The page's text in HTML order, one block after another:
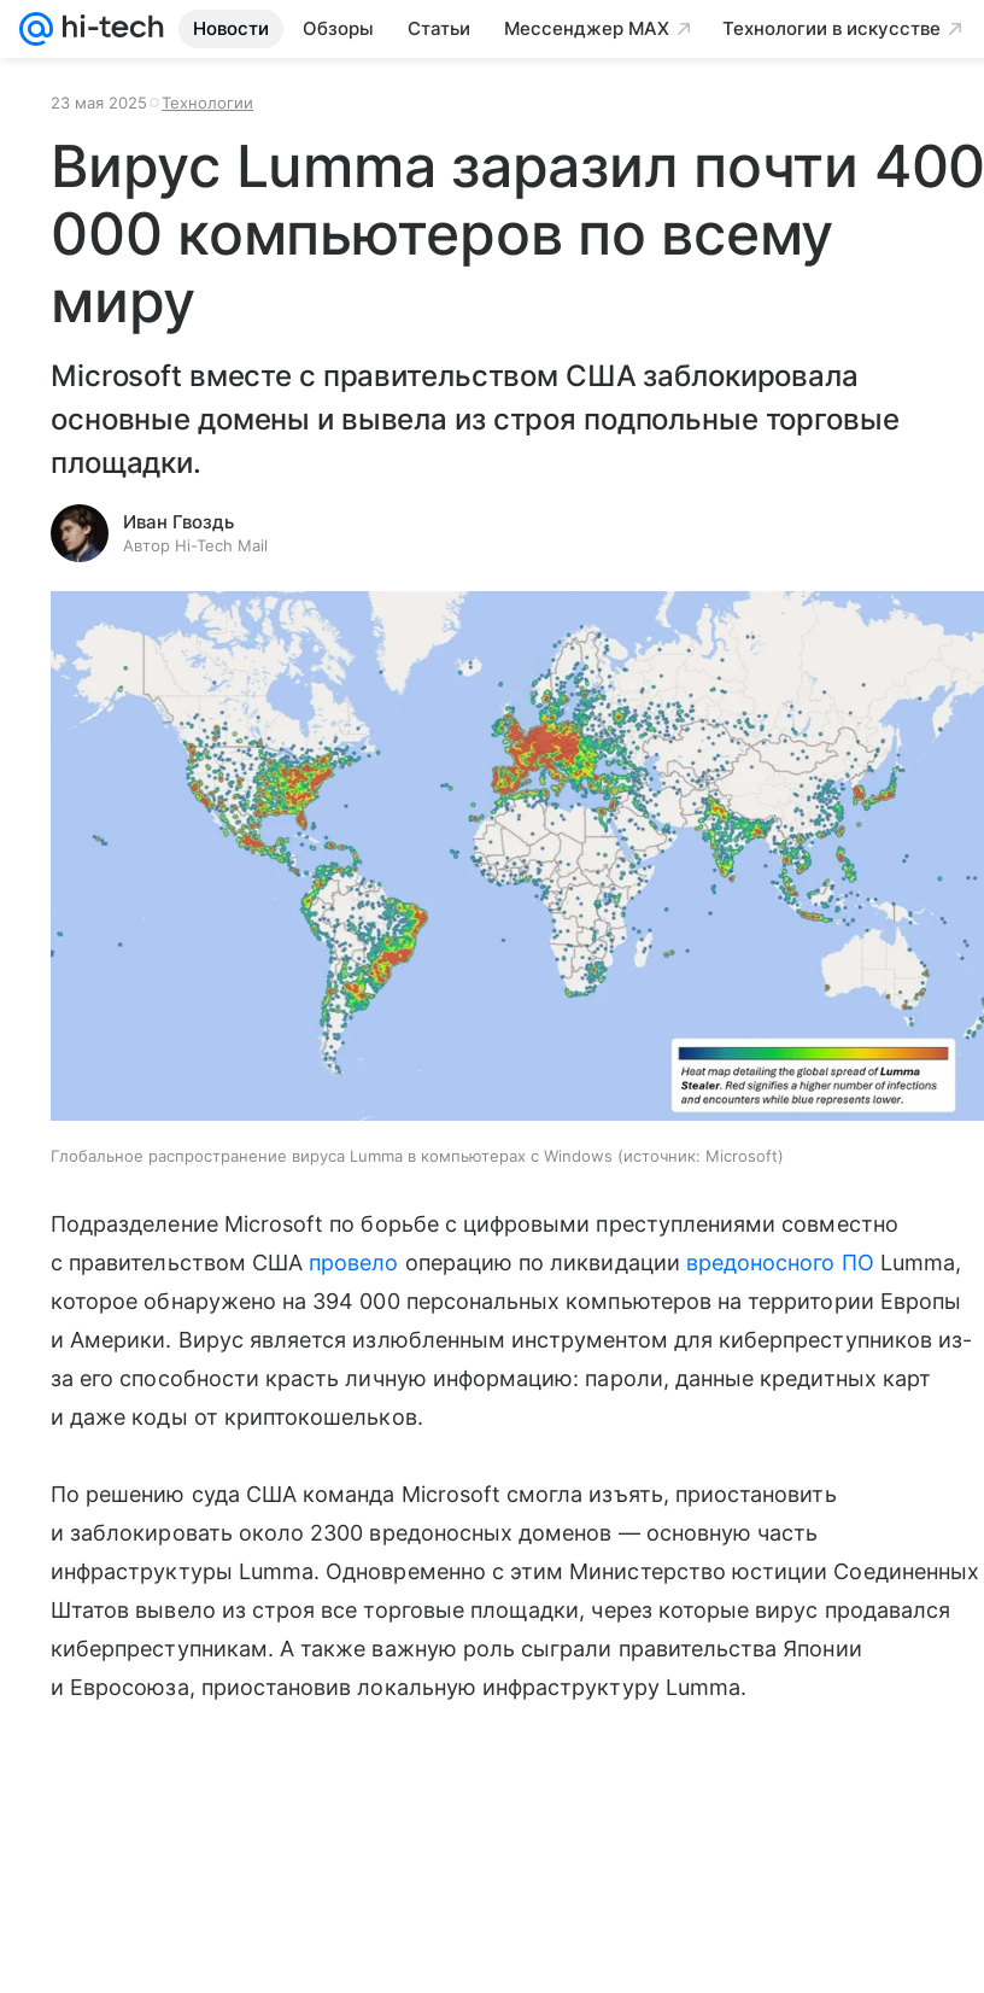
Новости Обзоры Статьи Мессенджер MAX Технологии в искусстве
23 мая 2025 Технологии
Вирус Lumma заразил почти 400
000 компьютеров по всему
миру
Microsoft вместе с правительством США заблокировала
основные домены и вывела из строя подпольные торговые
площадки.
Иван Гвоздь
Автор Hi-Tech Mail
Глобальное распространение вируса Lumma в компьютерах с Windows источник: Microsoft
Подразделение Microsoft по борьбе с цифровыми преступлениями совместно
с правительством США провело операцию по ликвидации вредоносного ПО Lumma,
которое обнаружено на 394 000 персональных компьютеров на территории Европы
и Америки. Вирус является излюбленным инструментом для киберпреступников из-
за его способности красть личную информацию: пароли, данные кредитных карт
и даже коды от криптокошельков.
По решению суда США команда Microsoft смогла изъять, приостановить
и заблокировать около 2300 вредоносных доменов — основную часть
инфраструктуры Lumma. Одновременно с этим Министерство юстиции Соединенных
Штатов вывело из строя все торговые площадки, через которые вирус продавался
киберпреступникам. А также важную роль сыграли правительства Японии
и Евросоюза, приостановив локальную инфраструктуру Lumma.